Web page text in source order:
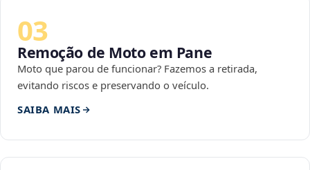
03
Remoção de Moto em Pane
Moto que parou de funcionar? Fazemos a retirada,
evitando riscos e preservando o veículo.
SAIBA MAIS